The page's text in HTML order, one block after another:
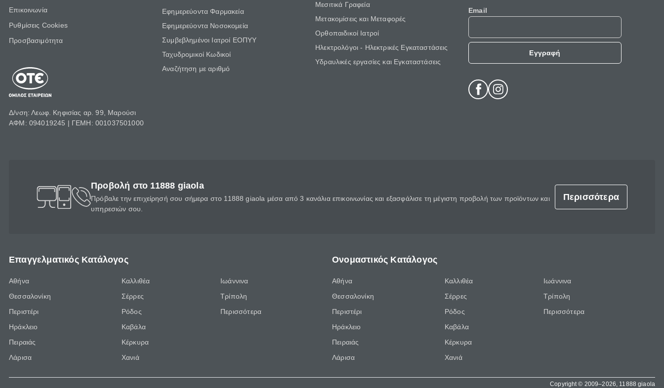
Επικοινωνία
Ρυθμίσεις Cookies
Προσβασιμότητα
Δ/νση: Λεωφ. Κηφισίας αρ. 99, Μαρούσι
ΑΦΜ: 094019245 | ΓΕΜΗ: 001037501000
Εφημερεύοντα Φαρμακεία
Εφημερεύοντα Νοσοκομεία
Συμβεβλημένοι Ιατροί ΕΟΠΥΥ
Ταχυδρομικοί Κωδικοί
Αναζήτηση με αριθμό
Μεσιτικά Γραφεία
Μετακομίσεις και Μεταφορές
Ορθοπαιδικοί Ιατροί
Ηλεκτρολόγοι - Ηλεκτρικές Εγκαταστάσεις
Υδραυλικές εργασίες και Εγκαταστάσεις
Email
Εγγραφή
Προβολή στο 11888 giaola
Πρόβαλε την επιχείρησή σου σήμερα στο 11888 giaola μέσα από 3 κανάλια επικοινωνίας και εξασφάλισε τη μέγιστη προβολή των προϊόντων και
υπηρεσιών σου.
Περισσότερα
Επαγγελματικός Κατάλογος
Αθήνα
Θεσσαλονίκη
Περιστέρι
Ηράκλειο
Πειραιάς
Λάρισα
Καλλιθέα
Σέρρες
Ρόδος
Καβάλα
Κέρκυρα
Χανιά
Ιωάννινα
Τρίπολη
Περισσότερα
Ονομαστικός Κατάλογος
Αθήνα
Θεσσαλονίκη
Περιστέρι
Ηράκλειο
Πειραιάς
Λάρισα
Καλλιθέα
Σέρρες
Ρόδος
Καβάλα
Κέρκυρα
Χανιά
Ιωάννινα
Τρίπολη
Περισσότερα
Copyright © 2009–2026, 11888 giaola